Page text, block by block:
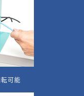
可能